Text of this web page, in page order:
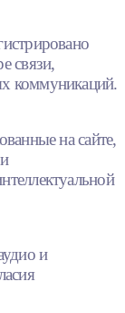
связи,
коммуникаций.
на сайте,
и